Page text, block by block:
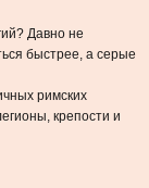
Давно не
быстрее, а серые
римских
крепости и